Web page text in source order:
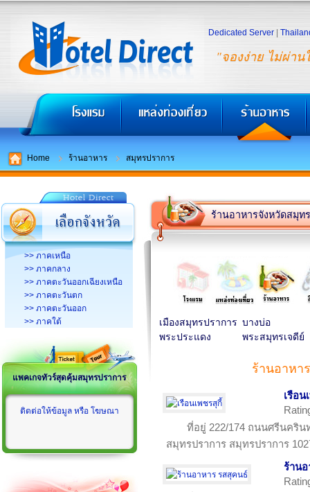
"จองง่าย ไม่ผ่าน
Dedicated Server
Home ร้านอาหาร สมุทรปราการ
>> ภาคเหนือ
>> ภาคกลาง
>> ภาคตะวันออกเฉียงเหนือ
>> ภาคตะวันตก
>> ภาคตะวันออก
>> ภาคใต้
แพคเกจทัวร์สุดคุ้มสมุทรปราการ
ติดต่อให้ข้อมูล หรือ โฆษณา
ร้านอาหารจังหวัดสมุท
เมืองสมุทรปราการ บางบ่อ
พระประแดง
พระสมุทรเจดีย์
ร้านอาหา
เรือน
ที่อยู่ 222/174 ถนนศรีนคริน
สมุทรปราการ สมุทรปราการ
ร้าน